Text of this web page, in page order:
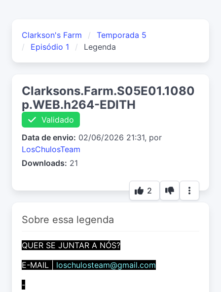
Clarkson's Farm
Temporada 5
Episódio 1
Legenda
Clarksons.Farm.S05E01.1080
p.WEB.h264-EDITH
Validado
Data de envio: 02/06/2026 21:31, por
LosChulosTeam
Downloads: 21
2
Sobre essa legenda
QUER SE JUNTAR A NÓS?
E-MAIL | loschulosteam@gmail.com
-